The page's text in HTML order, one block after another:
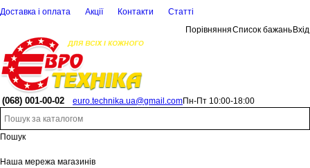
Доставка і оплата Акції Контакти
Статті
ПорівнянняСписок бажань Вхід
(068) 001-00-02 euro.technika.ua@gmail.comПн-Пт 10:00-18:00
Пошук
Наша мережа магазинів